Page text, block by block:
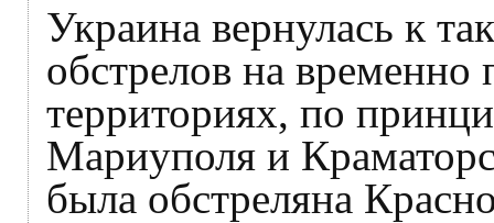
Украина вернулась к
обстрелов на временно
территориях, по
Мариуполя и
была обстреляна